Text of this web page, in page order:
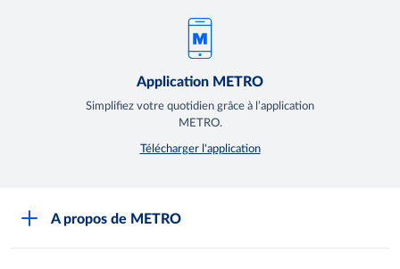
Application METRO
Simplifiez votre quotidien grâce à l’application
METRO.
Télécharger l'application
A propos de METRO